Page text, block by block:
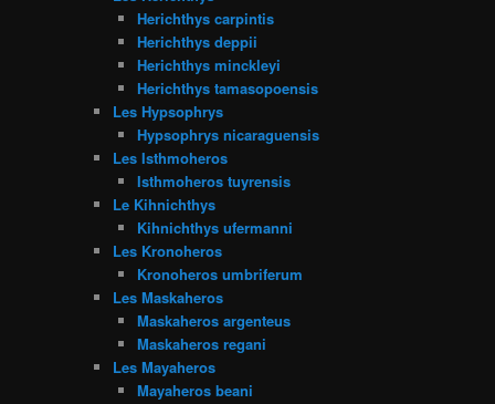
Herichthys carpintis
Herichthys deppii
Herichthys minckleyi
Herichthys tamasopoensis
Les Hypsophrys
Hypsophrys nicaraguensis
Les Isthmoheros
Isthmoheros tuyrensis
Le Kihnichthys
Kihnichthys ufermanni
Les Kronoheros
Kronoheros umbriferum
Les Maskaheros
Maskaheros argenteus
Maskaheros regani
Les Mayaheros
Mayaheros beani